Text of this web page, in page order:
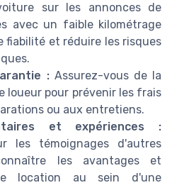
sur les annonces de
avec un faible kilométrage
fiabilité et réduire les risques
:Assurez-vous de la
loueur pour prévenir les frais
ou aux entretiens.
et expériences :
les témoignages d'autres
les avantages et
location au sein d'une